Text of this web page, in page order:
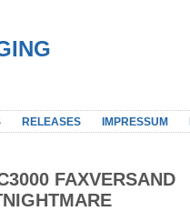
RELEASES IMPRESSUM
FAXVERSAND